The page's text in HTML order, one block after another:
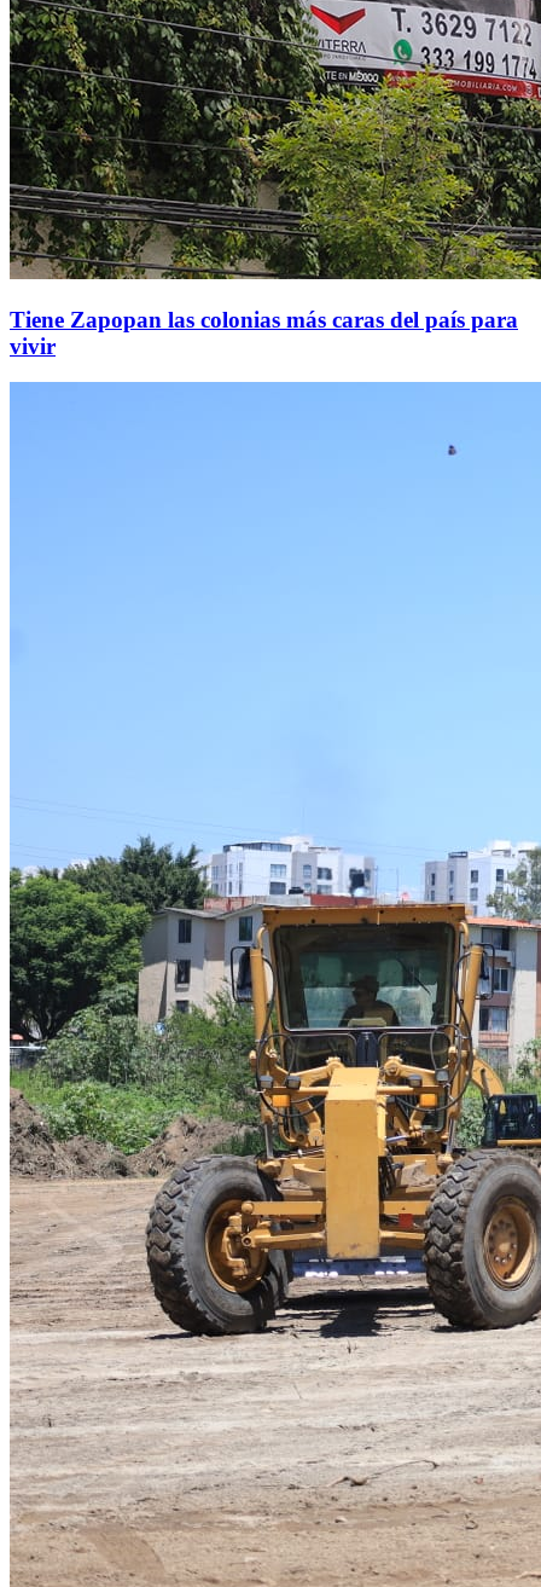
Tiene Zapopan las colonias más caras del país para
vivir